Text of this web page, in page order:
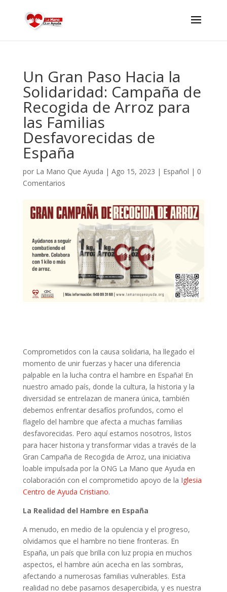
Un Gran Paso Hacia la
Solidaridad: Campaña de
Recogida de Arroz para
las Familias
Desfavorecidas de
España
por La Mano Que Ayuda | Ago 15, 2023 | Español | 0
Comentarios
Comprometidos con la causa solidaria, ha llegado el
momento de unir fuerzas y hacer una diferencia
palpable en la lucha contra el hambre en España! En
nuestro amado país, donde la cultura, la historia y la
diversidad se entrelazan de manera única, también
debemos enfrentar desafíos profundos, como el
flagelo del hambre que afecta a muchas familias
desfavorecidas. Pero aquí estamos nosotros, listos
para hacer historia y transformar vidas a través de la
Gran Campaña de Recogida de Arroz, una iniciativa
loable impulsada por la ONG La Mano que Ayuda en
colaboración con el comprometido apoyo de la Iglesia
Centro de Ayuda Cristiano.
La Realidad del Hambre en España
A menudo, en medio de la opulencia y el progreso,
olvidamos que el hambre no tiene fronteras. En
España, un país que brilla con luz propia en muchos
aspectos, el hambre aún acecha en las sombras,
afectando a numerosas familias vulnerables. Esta
realidad no debe pasarnos desapercibida, y es nuestra